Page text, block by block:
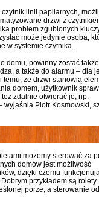
linii papilarnych,
drzwi z
problem zgubionych
może jedynie osoba,
w systemie czytnika.
domu, powinny zostać także
a także do alarmu – dla
temu, że drzwi stanowią
domem, użytkownik
zdalnie otwierać je, np.
Piotr Kosmowski,
możemy sterować za
domów jest możliwość
dzięki czemu
przykładem są rolety
porze, a sterowanie